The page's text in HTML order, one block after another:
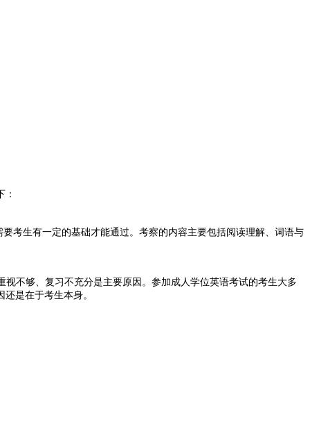
考生有一定的基础才能通过。考察的内容主要包括阅读理解、词语与
不够、复习不充分是主要原因。参加成人学位英语考试的考生大多
是在于考生本身。